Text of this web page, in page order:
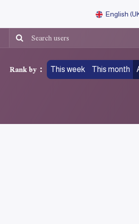
English
Rank by : This week This month